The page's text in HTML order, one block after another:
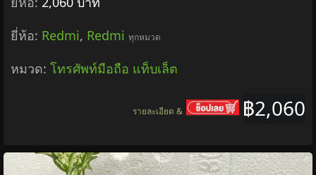
ยี่ห้อ: Redmi, Redmi ทุกหมวด
หมวด: โทรศัพท์มือถือ แท็บเล็ต
฿2,060
รายละเอียด &